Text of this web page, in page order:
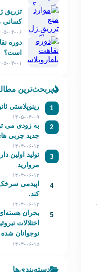
تزریق
کسانی
۱۴۰۵-۰۴-
دوره
است؟
۱۴۰۵-۰۴-
پربحث‌ترین
1 رینوپلاستی
۱۴۰۵-۰۴-۰۹
2
به زودی می
جدید چربی
۱۴۰۴-۰۶-۱۲
3
تولید اولین
مروارید
۱۴۰۴-۰۶-۱۲
4
اپیدمی
کند.
۱۴۰۴-۰۶-۱۲
5
بحران
اختلالات
نوجوانان
۱۴۰۴-۰۶-۱۵
دسته‌بندی‌ها